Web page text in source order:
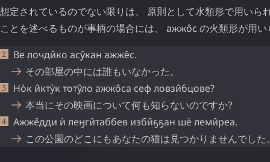
想定されているのでない限りは、 原則として水類形で用いら
ことを述べるものが事柄の場合には、 ажжо̂с の火類形が用い
Ве лочди̂ко асу̂кан ажже̂с.
その部屋の中には誰もいなかった。
Но̀к и̂кту̀к тоту̂ло ажжо̂са сеф ловзи̂бцове?
本当にその映画について何も知らないのですか?
Ажже̂дди ѝ леӈги̂таббев изби̂ҕҕан шѐ леми̂реа.
この公園のどこにもあなたの猫は見つかりませんでした